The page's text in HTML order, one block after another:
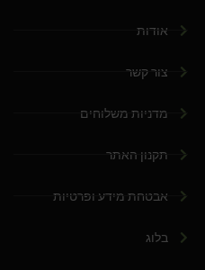
אודות
צור קשר
מדניות משלוחים
תקנון האתר
אבטחת מידע ופרטיות
בלוג